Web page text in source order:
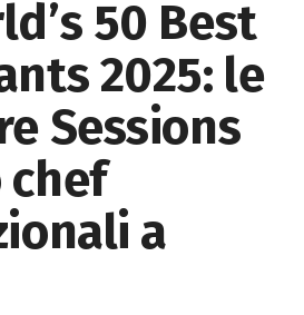
50 Best
2025: le
Sessions
a